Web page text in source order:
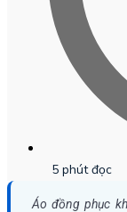
5 phút đọc
Áo đồng phục